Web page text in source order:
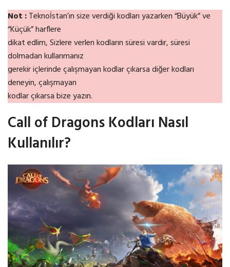
Not :Teknoİstan’ın size verdiği kodları yazarken “Büyük” ve
“Küçük” harflere
dikat edlim, Sizlere verlen kodların süresi vardır, süresi
dolmadan kullanmanız
gerekir içlerinde çalışmayan kodlar çıkarsa diğer kodları
deneyin, çalışmayan
kodlar çıkarsa bize yazın.
Call of Dragons Kodları Nasıl
Kullanılır?